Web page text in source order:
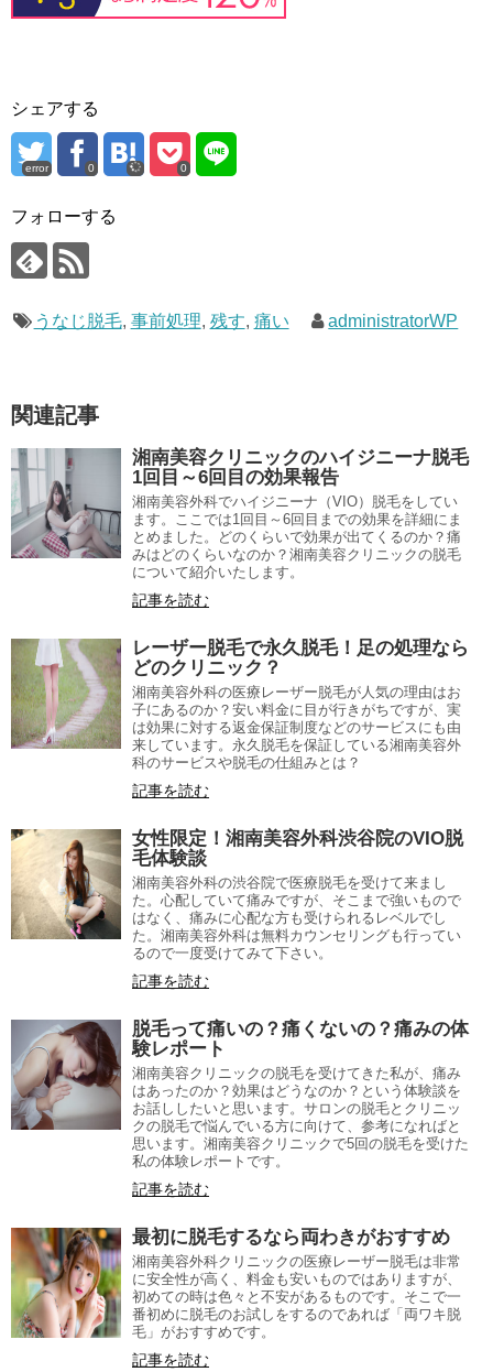
シェアする
error 0 0
フォローする
うなじ脱毛, 事前処理, 残す, 痛い administratorWP
関連記事
湘南美容クリニックのハイジニーナ脱毛
1回目～6回目の効果報告
湘南美容外科でハイジニーナ（VIO）脱毛をしてい
ます。ここでは1回目～6回目までの効果を詳細にま
とめました。どのくらいで効果が出てくるのか？痛
みはどのくらいなのか？湘南美容クリニックの脱毛
について紹介いたします。
記事を読む
レーザー脱毛で永久脱毛！足の処理なら
どのクリニック？
湘南美容外科の医療レーザー脱毛が人気の理由はお
子にあるのか？安い料金に目が行きがちですが、実
は効果に対する返金保証制度などのサービスにも由
来しています。永久脱毛を保証している湘南美容外
科のサービスや脱毛の仕組みとは？
記事を読む
女性限定！湘南美容外科渋谷院のVIO脱
毛体験談
湘南美容外科の渋谷院で医療脱毛を受けて来まし
た。心配していて痛みですが、そこまで強いもので
はなく、痛みに心配な方も受けられるレベルでし
た。湘南美容外科は無料カウンセリングも行ってい
るので一度受けてみて下さい。
記事を読む
脱毛って痛いの？痛くないの？痛みの体
験レポート
湘南美容クリニックの脱毛を受けてきた私が、痛み
はあったのか？効果はどうなのか？という体験談を
お話ししたいと思います。サロンの脱毛とクリニッ
クの脱毛で悩んでいる方に向けて、参考になればと
思います。湘南美容クリニックで5回の脱毛を受けた
私の体験レポートです。
記事を読む
最初に脱毛するなら両わきがおすすめ
湘南美容外科クリニックの医療レーザー脱毛は非常
に安全性が高く、料金も安いものではありますが、
初めての時は色々と不安があるものです。そこで一
番初めに脱毛のお試しをするのであれば「両ワキ脱
毛」がおすすめです。
記事を読む